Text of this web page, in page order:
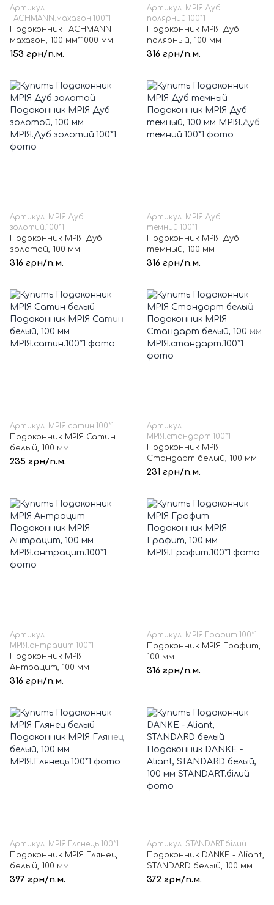
Артикул:
FACHMANN.махагон.100*1
Подоконник FACHMANN
махагон, 100 мм*1000 мм
153 грн/п.м.
Артикул: МРІЯ.Дуб
полярний.100*1
Подоконник МРІЯ Дуб
полярный, 100 мм
316 грн/п.м.
Артикул: МРІЯ.Дуб
золотий.100*1
Подоконник МРІЯ Дуб
золотой, 100 мм
316 грн/п.м.
Артикул: МРІЯ.Дуб
темний.100*1
Подоконник МРІЯ Дуб
темный, 100 мм
316 грн/п.м.
Артикул: МРІЯ.сатин.100*1
Подоконник МРІЯ Сатин
белый, 100 мм
235 грн/п.м.
Артикул:
МРІЯ.стандарт.100*1
Подоконник МРІЯ
Стандарт белый, 100 мм
231 грн/п.м.
Артикул:
МРІЯ.антрацит.100*1
Подоконник МРІЯ
Антрацит, 100 мм
316 грн/п.м.
Артикул: МРІЯ.Графит.100*1
Подоконник МРІЯ Графит,
100 мм
316 грн/п.м.
Артикул: МРІЯ.Глянець.100*1
Подоконник МРІЯ Глянец
белый, 100 мм
397 грн/п.м.
Артикул: STANDART.білий
Подоконник DANKE - Aliant,
STANDARD белый, 100 мм
372 грн/п.м.